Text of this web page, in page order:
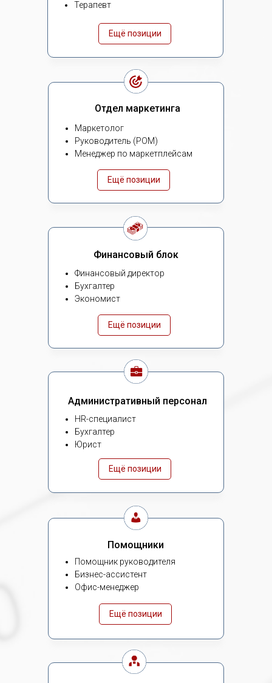
Терапевт
Ещё позиции
Отдел маркетинга
Маркетолог
Руководитель (РОМ)
Менеджер по маркетплейсам
Ещё позиции
Финансовый блок
Финансовый директор
Бухгалтер
Экономист
Ещё позиции
Административный персонал
HR-специалист
Бухгалтер
Юрист
Ещё позиции
Помощники
Помощник руководителя
Бизнес-ассистент
Офис-менеджер
Ещё позиции